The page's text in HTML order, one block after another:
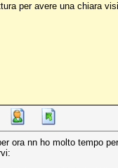
per avere una chiara
ora nn ho molto tempo